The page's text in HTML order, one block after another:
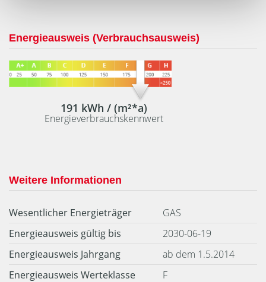
Energieausweis (Verbrauchsausweis)
191 kWh / (m²*a)
Energieverbrauchskennwert
Weitere Informationen
Wesentlicher Energieträger
GAS
Energieausweis gültig bis
2030-06-19
Energieausweis Jahrgang
ab dem 1.5.2014
Energieausweis Werteklasse
F